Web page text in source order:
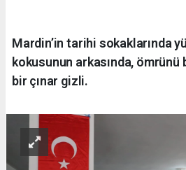
Mardin’in tarihi sokaklarında
kokusunun arkasında, ömrünü
bir çınar gizli.